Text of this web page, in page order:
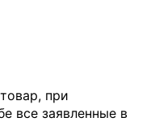
при
все заявленные в